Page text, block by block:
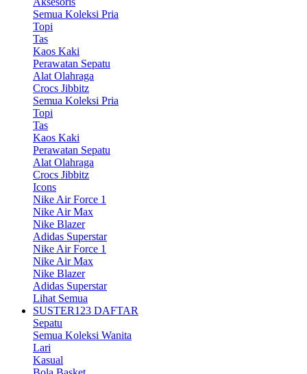
Semua Koleksi Pria
Topi
Tas
Kaos Kaki
Perawatan Sepatu
Alat Olahraga
Crocs Jibbitz
Semua Koleksi Pria
Topi
Tas
Kaos Kaki
Perawatan Sepatu
Alat Olahraga
Crocs Jibbitz
Icons
Nike Air Force 1
Nike Air Max
Nike Blazer
Adidas Superstar
Nike Air Force 1
Nike Air Max
Nike Blazer
Adidas Superstar
Lihat Semua
SUSTER123 DAFTAR
Sepatu
Semua Koleksi Wanita
Lari
Kasual